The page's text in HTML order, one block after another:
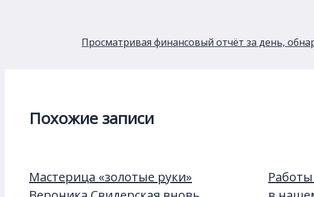
Просматривая финансовый отчёт за день,
Похожие записи
Мастерица «золотые руки»